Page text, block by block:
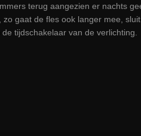
terug aangezien er nachts
zo gaat de fles ook langer mee,
tijdschakelaar van de verlichting.